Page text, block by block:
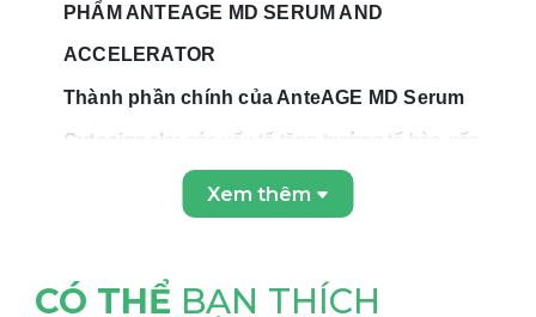
PHẨM ANTEAGE MD SERUM AND
ACCELERATOR
Thành phần chính của AnteAGE MD Serum
Cytosignals:
các yếu tố tăng trưởng tế bào gốc
Niacinamide:giúp tổng hợp ceramide và axit béo
Carnosine:chất chống oxy hóa mạnh, làm giảm
Xem thêm
CÓ THỂ BẠN THÍCH